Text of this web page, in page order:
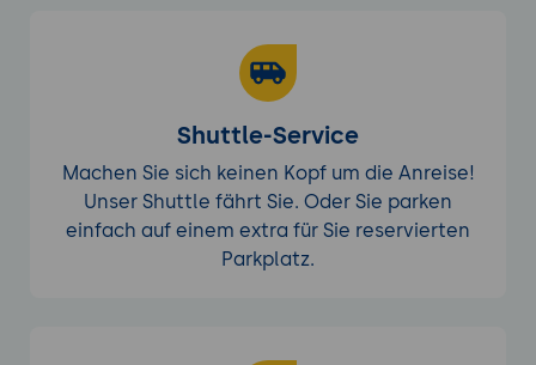
Shuttle-Service
Machen Sie sich keinen Kopf um die Anreise!
Unser Shuttle fährt Sie. Oder Sie parken
einfach auf einem extra für Sie reservierten
Parkplatz.